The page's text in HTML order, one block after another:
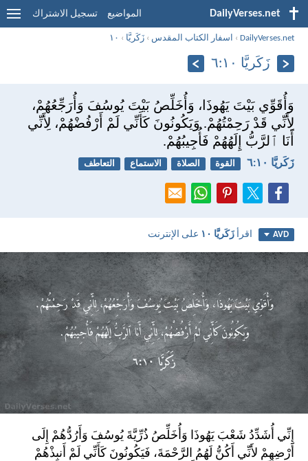
DailyVerses.net المواضيع تسجيل الاشتراك
DailyVerses.net
› اسفار الكتاب المقدس ›زَكَريَّا › ١٠
زَكَريَّا ١٠:‏٦
وَأُقَوِّي بَيْتَ يَهُوذَا، وَأُخَلِّصُ بَيْتَ يُوسُفَ وَأُرَجِّعُهُمْ،
لِأَنِّي قَدْ رَحِمْتُهُمْ. وَيَكُونُونَ كَأَنِّي لَمْ أَرْفُضْهُمْ، لِأَنِّي
أَنَا ٱلرَّبُّ إِلَهُهُمْ فَأُجِيبُهُمْ.
زَكَريَّا ١٠:‏٦ القوة الصلاة الاستماع التعاطف
AVD اقرأزَكَريَّا ١٠ على الإنترنت
إِنِّي أُشَدِّدُ شَعْبَ يَهُوذَا وَأُخَلِّصُ ذُرِّيَّةَ يُوسُفَ وَأَرُدُّهُمْ إِلَى
أَرْضِهِمْ لأَنِّي أَكُنُّ لَهُمُ الرَّحْمَةَ، فَيَكُونُونَ كَأَنِّي لَمْ أَنبِذْهُمْ